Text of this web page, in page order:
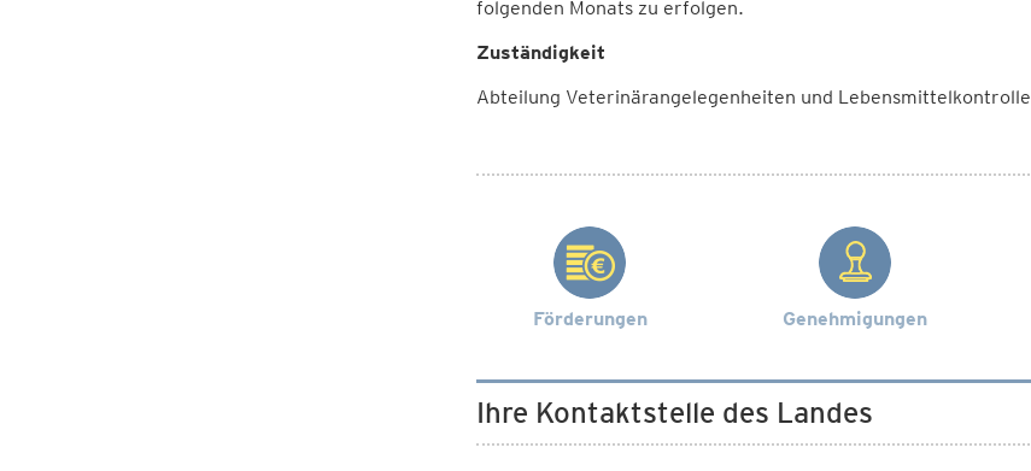
folgenden Monats zu erfolgen.
Zuständigkeit
Abteilung Veterinärangelegenheiten und
Förderungen Genehmigungen
Ihre Kontaktstelle des Landes